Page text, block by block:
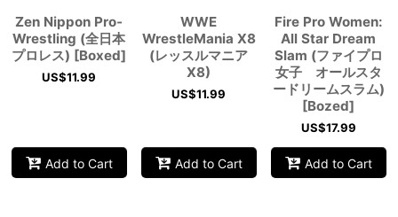
Zen Nippon Pro-
Wrestling (全日本
プロレス) [Boxed]
US$11.99
Add to Cart
WWE
WrestleMania X8
(レッスルマニア
X8)
US$11.99
Add to Cart
Fire Pro Women:
All Star Dream
Slam (ファイプロ
女子 オールスタ
ードリームスラム)
[Bozed]
US$17.99
Add to Cart